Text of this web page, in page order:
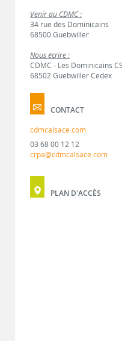
Venir au CDMC :
34 rue des Dominicains
68500 Guebwiller
Nous écrire :
CDMC - Les Dominicains
68502 Guebwiller Cedex
CONTACT
cdmcalsace.com
03 68 00 12 12
crpa@cdmcalsace.com
PLAN D'ACCÈS